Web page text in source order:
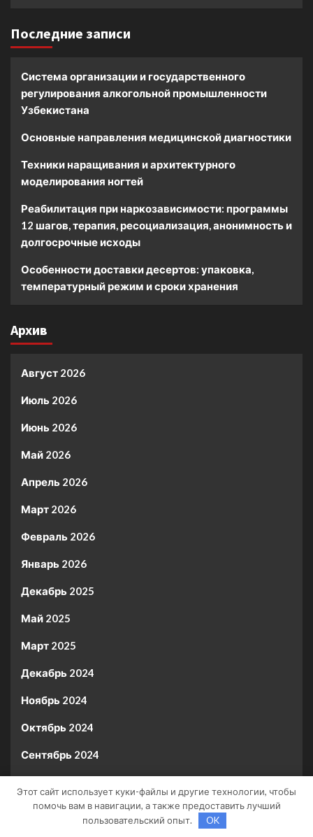
Последние записи
Система организации и государственного
регулирования алкогольной промышленности
Узбекистана
Основные направления медицинской диагностики
Техники наращивания и архитектурного
моделирования ногтей
Реабилитация при наркозависимости: программы
12 шагов, терапия, ресоциализация, анонимность и
долгосрочные исходы
Особенности доставки десертов: упаковка,
температурный режим и сроки хранения
Архив
Август 2026
Июль 2026
Июнь 2026
Май 2026
Апрель 2026
Март 2026
Февраль 2026
Январь 2026
Декабрь 2025
Май 2025
Март 2025
Декабрь 2024
Ноябрь 2024
Октябрь 2024
Сентябрь 2024
Май 2024
Этот сайт использует куки-файлы и другие технологии, чтобы
помочь вам в навигации, а также предоставить лучший
пользовательский опыт.
OK